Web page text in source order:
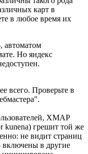
карт в
в любое время их
автоматом
Но яндекс
всего. Проверьте в
XMAP
kunena) грешит той же
не видит страниц
включены в другие